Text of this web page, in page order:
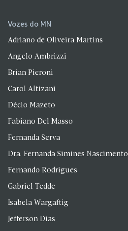
Vozes do MN
Adriano de Oliveira Martins
Angelo Ambrizzi
Brian Pieroni
Carol Altizani
Décio Mazeto
Fabiano Del Masso
Fernanda Serva
Dra. Fernanda Simines Nascimento
Fernando Rodrigues
Gabriel Tedde
Isabela Wargaftig
Jefferson Dias